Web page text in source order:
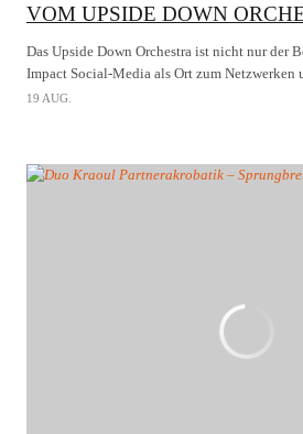
VOM UPSIDE DOWN
Das Upside Down Orchestra ist nicht nur der
Impact Social-Media als Ort zum Netzwerken
19 AUG.